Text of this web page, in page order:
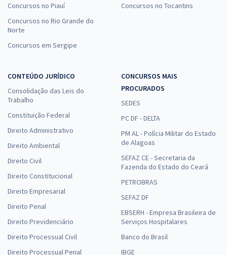
Economize R$ 99,98 (-20%)
Prefeitura de Senador Canedo - GO - Educador Social
à vista
R$29,52
Economize R$ 88,56 (-20%)
Comprar
Prefeitura de Senador Canedo - GO - Analista de Saúde – Assistente
R$33,33
Comprar
Concursos no Piauí
Concursos no Rio Grande do
Norte
Concursos em Sergipe
Concursos no Tocantins
CONTEÚDO JURÍDICO
Consolidação das Leis do
Trabalho
Constituição Federal
Direito Administrativo
Direito Ambiental
Direito Civil
Direito Constitucional
Direito Empresarial
Direito Penal
Direito Previdenciário
Direito Processual Civil
Direito Processual Penal
CONCURSOS MAIS
PROCURADOS
SEDES
PC DF - DELTA
PM AL - Polícia Militar do Estado
de Alagoas
SEFAZ CE - Secretaria da
Fazenda do Estado do Ceará
PETROBRAS
SEFAZ DF
EBSERH - Empresa Brasileira de
Serviços Hospitalares
Banco do Brasil
IBGE